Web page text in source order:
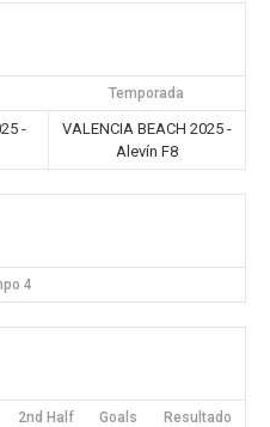
Temporada
-
VALENCIA BEACH 2025 -
Alevín F8
4
2nd Half Goals Resultado